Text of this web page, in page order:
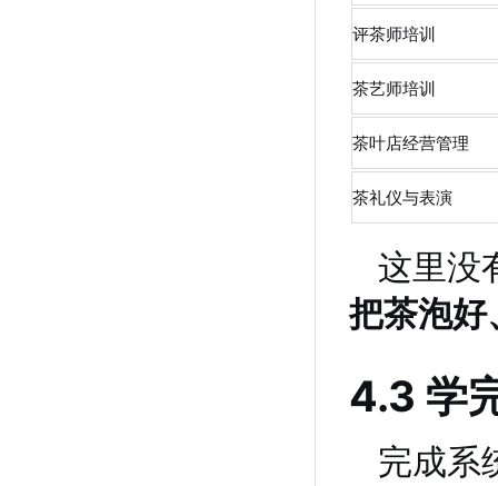
评茶师培训
茶艺师培训
茶叶店经营管理
茶礼仪与表演
这里没
把茶泡好
4.3 学
完成系